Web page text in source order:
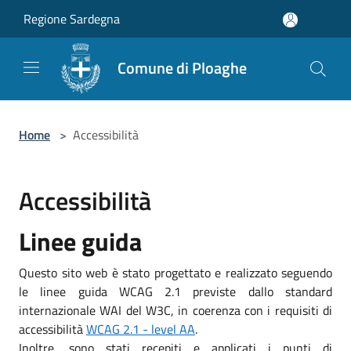
Regione Sardegna
Comune di Ploaghe
Home > Accessibilità
Accessibilità
Linee guida
Questo sito web è stato progettato e realizzato seguendo
le linee guida WCAG 2.1 previste dallo standard
internazionale WAI del W3C, in coerenza con i requisiti di
accessibilitàWCAG 2.1 - level AA.